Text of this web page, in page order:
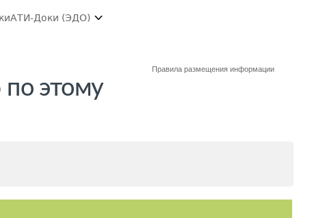
АТИ-Доки (ЭДО)
Правила размещения информации
этому